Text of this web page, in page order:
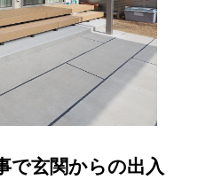
で玄関からの出入